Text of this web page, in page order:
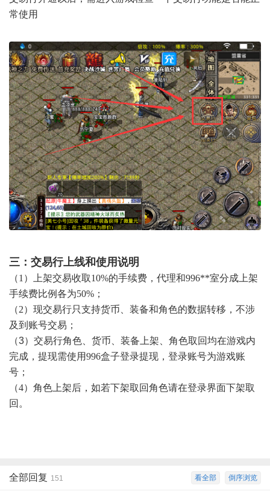
常使用
三：交易行上线和使用说明
（1）上架交易收取10%的手续费，代理和996**室分成上架
手续费比例各为50%；
（2） 现交易行只支持货币、装备和角色的数据转移，不涉
及到账号交易；
（3） 交易行角色、货币、装备上架、角色取回均在游戏内
完成，提现需使用996盒子登录提现，登录账号为游戏账
号；
（4） 角色上架后，如若下架取回角色请在登录界面下架取
回。
倒序浏览
看全部
全部回复 151